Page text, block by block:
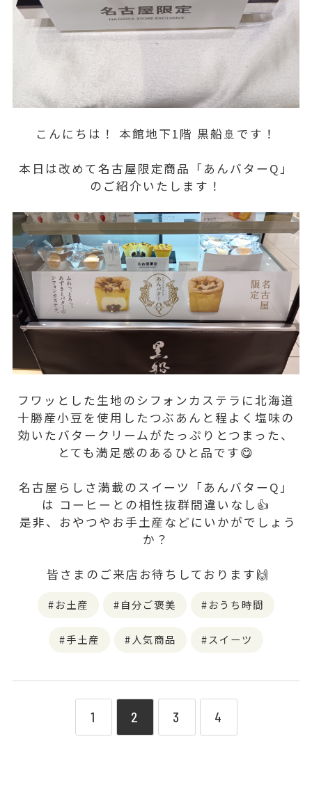
こんにちは！ 本館地下1階 黒船🚢です！
本日は改めて名古屋限定商品「あんバターQ」
のご紹介いたします！
フワッとした生地のシフォンカステラに北海道
十勝産小豆を使用したつぶあんと程よく塩味の
効いたバタークリームがたっぷりとつまった、
とても満足感のあるひと品です😋
名古屋らしさ満載のスイーツ「あんバターQ」
は コーヒーとの相性抜群間違いなし👍
是非、おやつやお手土産などにいかがでしょう
か？
皆さまのご来店お待ちしております🙌
お土産 自分ご褒美 おうち時間
手土産 人気商品 スイーツ
1 2 3 4